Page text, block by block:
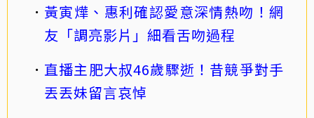
黃寅燁、惠利確認愛意深情熱吻！網
友「調亮影片」細看舌吻過程
直播主肥大叔46歲驟逝！昔競爭對手
丟丟妹留言哀悼